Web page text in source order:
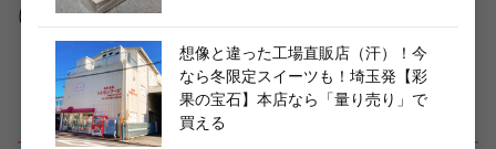
になるはず！
「東武動物公園」は一日中楽しめる♪
想像と違った工場直販店（汗）！今
なら冬限定スイーツも！埼玉発【彩
果の宝石】本店なら「量り売り」で
買える